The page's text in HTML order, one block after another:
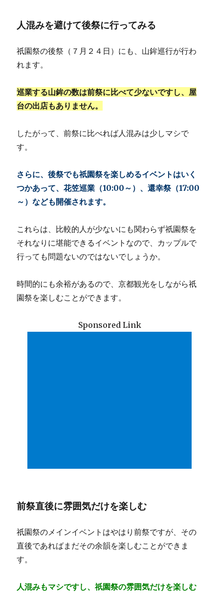
人混みを避けて後祭に行ってみる
祇園祭の後祭（７月２４日）にも、山鉾巡行が行わ
れます。
巡業する山鉾の数は前祭に比べて少ないですし、屋
台の出店もありません。
したがって、前祭に比べれば人混みは少しマシで
す。
さらに、後祭でも祇園祭を楽しめるイベントはいく
つかあって、花笠巡業（10:00～）、還幸祭（17:00
～）なども開催されます。
これらは、比較的人が少ないにも関わらず祇園祭を
それなりに堪能できるイベントなので、カップルで
行っても問題ないのではないでしょうか。
時間的にも余裕があるので、京都観光をしながら祇
園祭を楽しむことができます。
Sponsored Link
前祭直後に雰囲気だけを楽しむ
祇園祭のメインイベントはやはり前祭ですが、その
直後であればまだその余韻を楽しむことができま
す。
人混みもマシですし、祇園祭の雰囲気だけを楽しむ